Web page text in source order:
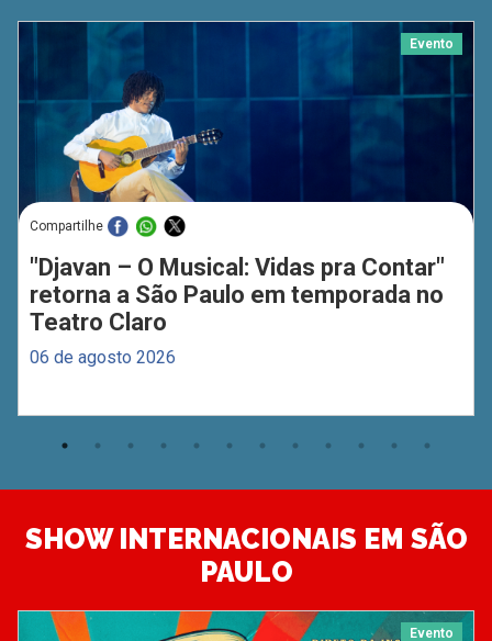
Evento
Compartilhe
"Djavan – O Musical: Vidas pra Contar"
retorna a São Paulo em temporada no
Teatro Claro
06 de agosto 2026
SHOW INTERNACIONAIS EM SÃO
PAULO
Evento